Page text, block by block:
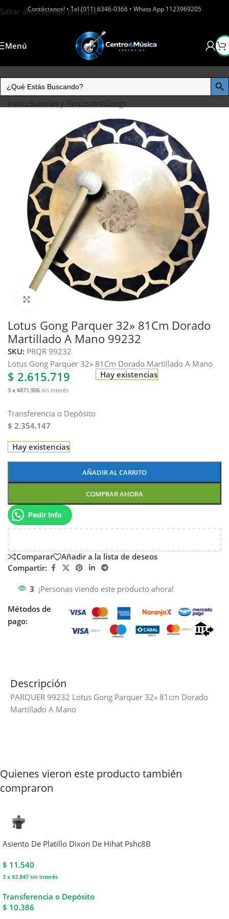
Saltar al contenido principal
Contáctanos! • Tel (011) 6346-0366 • Whats App 1123969205
Menú
Inicio/Baterías y Percusión/Gongs
Haga clic para ampliar
Lotus Gong Parquer 32» 81Cm Dorado
Martillado A Mano 99232
SKU: PRQR 99232
Lotus Gong Parquer 32» 81Cm Dorado Martillado A Mano
$ 2.615.719
3 x $871.906 sin interés
Transferencia o Depósito
$ 2.354.147
Hay existencias
Hay existencias
AÑADIR AL CARRITO
COMPRAR AHORA
Pedir Info
Comparar
Añadir a la lista de deseos
Compartir:
3 ¡Personas viendo este producto ahora!
Métodos de
pago:
Descripción
PARQUER 99232 Lotus Gong Parquer 32» 81cm Dorado
Martillado A Mano
Quienes vieron este producto también
compraron
Asiento De Platillo Dixon De Hihat Pshc8B
$ 11.540
3 x $3.847 sin interés
Transferencia o Depósito
$ 10.386